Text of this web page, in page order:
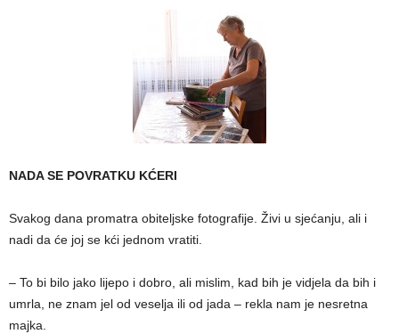
NADA SE POVRATKU KĆERI
Svakog dana promatra obiteljske fotografije. Živi u sjećanju, ali i
nadi da će joj se kći jednom vratiti.
– To bi bilo jako lijepo i dobro, ali mislim, kad bih je vidjela da bih i
umrla, ne znam jel od veselja ili od jada – rekla nam je nesretna
majka.